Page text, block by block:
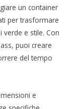
un container
per trasformare
verde e stile. Con
puoi creare
del tempo
e